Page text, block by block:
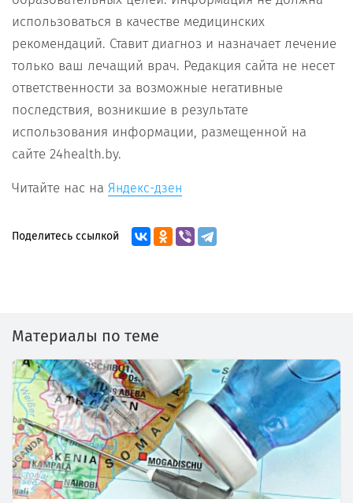
использоваться в качестве медицинских
рекомендаций. Ставит диагноз и назначает лечение
только ваш лечащий врач. Редакция сайта не несет
ответственности за возможные негативные
последствия, возникшие в результате
использования информации, размещенной на
сайте 24health.by.
Читайте нас на Яндекс-дзен
Поделитесь ссылкой
Материалы по теме